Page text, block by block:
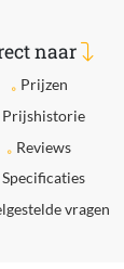
naar
Prijzen
Prijshistorie
Reviews
Specificaties
vragen